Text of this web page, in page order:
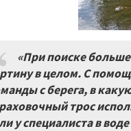
«При поиске
в целом. С
с берега, в
трос
у специалиста в